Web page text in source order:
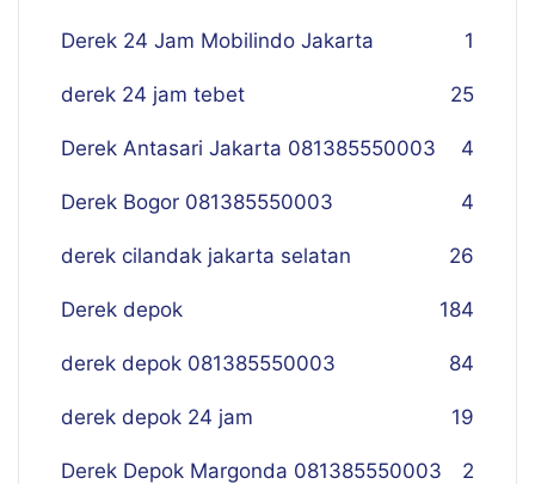
Derek 24 Jam Mobilindo Jakarta 1
derek 24 jam tebet 25
Derek Antasari Jakarta 081385550003 4
Derek Bogor 081385550003 4
derek cilandak jakarta selatan 26
Derek depok 184
derek depok 081385550003 84
derek depok 24 jam 19
Derek Depok Margonda 081385550003 2